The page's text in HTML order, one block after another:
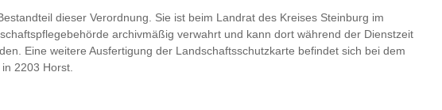
dieser Verordnung. Sie ist beim Landrat des Kreises Steinburg im
archivmäßig verwahrt und kann dort während der Dienstzeit
Eine weitere Ausfertigung der Landschaftsschutzkarte befindet sich bei dem
2203 Horst.